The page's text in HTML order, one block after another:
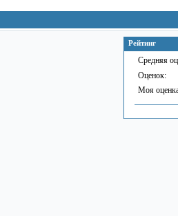
Рейтинг
Средняя
Оценок:
Моя